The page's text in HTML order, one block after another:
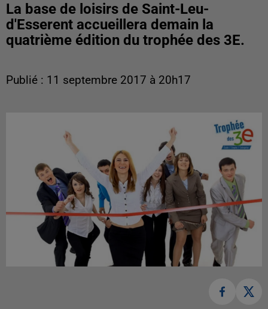
La base de loisirs de Saint-Leu-
d'Esserent accueillera demain la
quatrième édition du trophée des 3E.
Publié : 11 septembre 2017 à 20h17